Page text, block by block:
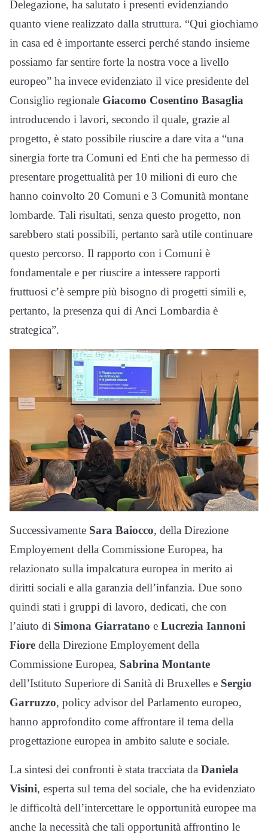
Delegazione, ha salutato i presenti evidenziando
quanto viene realizzato dalla struttura. “Qui giochiamo
in casa ed è importante esserci perché stando insieme
possiamo far sentire forte la nostra voce a livello
europeo” ha invece evidenziato il vice presidente del
Consiglio regionale Giacomo Cosentino Basaglia
introducendo i lavori, secondo il quale, grazie al
progetto, è stato possibile riuscire a dare vita a “una
sinergia forte tra Comuni ed Enti che ha permesso di
presentare progettualità per 10 milioni di euro che
hanno coinvolto 20 Comuni e 3 Comunità montane
lombarde. Tali risultati, senza questo progetto, non
sarebbero stati possibili, pertanto sarà utile continuare
questo percorso. Il rapporto con i Comuni è
fondamentale e per riuscire a intessere rapporti
fruttuosi c’è sempre più bisogno di progetti simili e,
pertanto, la presenza qui di Anci Lombardia è
strategica”.
Successivamente Sara Baiocco, della Direzione
Employement della Commissione Europea, ha
relazionato sulla impalcatura europea in merito ai
diritti sociali e alla garanzia dell’infanzia. Due sono
quindi stati i gruppi di lavoro, dedicati, che con
l’aiuto di Simona Giarratano e Lucrezia Iannoni
Fiore della Direzione Employement della
Commissione Europea, Sabrina Montante
dell’Istituto Superiore di Sanità di Bruxelles e Sergio
Garruzzo, policy advisor del Parlamento europeo,
hanno approfondito come affrontare il tema della
progettazione europea in ambito salute e sociale.
La sintesi dei confronti è stata tracciata da Daniela
Visini, esperta sul tema del sociale, che ha evidenziato
le difficoltà dell’intercettare le opportunità europee ma
anche la necessità che tali opportunità affrontino le